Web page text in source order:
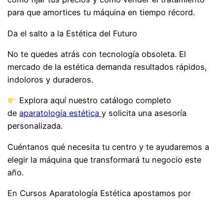
para que amortices tu máquina en tiempo récord.
Da el salto a la Estética del Futuro
No te quedes atrás con tecnología obsoleta. El
mercado de la estética demanda resultados rápidos,
indoloros y duraderos.
Explora aquí nuestro catálogo completo
deaparatología estéticay solicita una asesoría
personalizada.
Cuéntanos qué necesita tu centro y te ayudaremos a
elegir la máquina que transformará tu negocio este
año.
En Cursos Aparatología Estética apostamos por